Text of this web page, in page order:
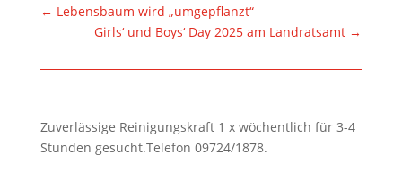
← Lebensbaum wird „umgepflanzt“
Girls‘ und Boys‘ Day 2025 am Landratsamt →
Zuverlässige Reinigungskraft 1 x wöchentlich für 3-4
Stunden gesucht.Telefon 09724/1878.